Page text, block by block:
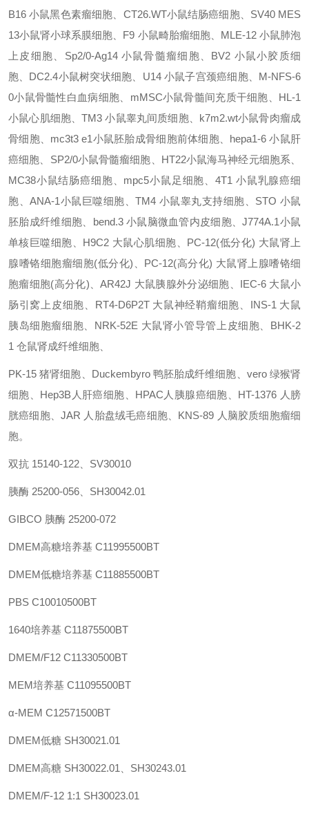
B16 小鼠黑色素瘤细胞、CT26.WT小鼠结肠癌细胞、SV40 MES
13小鼠肾小球系膜细胞、F9 小鼠畸胎瘤细胞、MLE-12 小鼠肺泡
上皮细胞、Sp2/0-Ag14 小鼠骨髓瘤细胞、BV2 小鼠小胶质细
胞、DC2.4小鼠树突状细胞、U14 小鼠子宫颈癌细胞、M-NFS-6
0小鼠骨髓性白血病细胞、mMSC小鼠骨髓间充质干细胞、HL-1
小鼠心肌细胞、TM3 小鼠睾丸间质细胞、k7m2.wt小鼠骨肉瘤成
骨细胞、mc3t3 e1小鼠胚胎成骨细胞前体细胞、hepa1-6 小鼠肝
癌细胞、SP2/0小鼠骨髓瘤细胞、HT22小鼠海马神经元细胞系、
MC38小鼠结肠癌细胞、mpc5小鼠足细胞、4T1 小鼠乳腺癌细
胞、ANA-1小鼠巨噬细胞、TM4 小鼠睾丸支持细胞、STO 小鼠
胚胎成纤维细胞、bend.3 小鼠脑微血管内皮细胞、J774A.1小鼠
单核巨噬细胞、H9C2 大鼠心肌细胞、PC-12(低分化) 大鼠肾上
腺嗜铬细胞瘤细胞(低分化)、PC-12(高分化) 大鼠肾上腺嗜铬细
胞瘤细胞(高分化)、AR42J 大鼠胰腺外分泌细胞、IEC-6 大鼠小
肠引窝上皮细胞、RT4-D6P2T 大鼠神经鞘瘤细胞、INS-1 大鼠
胰岛细胞瘤细胞、NRK-52E 大鼠肾小管导管上皮细胞、BHK-2
1 仓鼠肾成纤维细胞、
PK-15 猪肾细胞、Duckembyro 鸭胚胎成纤维细胞、vero 绿猴肾
细胞、Hep3B人肝癌细胞、HPAC人胰腺癌细胞、HT-1376 人膀
胱癌细胞、JAR 人胎盘绒毛癌细胞、KNS-89 人脑胶质细胞瘤细
胞。
双抗 15140-122、SV30010
胰酶 25200-056、SH30042.01
GIBCO 胰酶 25200-072
DMEM高糖培养基 C11995500BT
DMEM低糖培养基 C11885500BT
PBS C10010500BT
1640培养基 C11875500BT
DMEM/F12 C11330500BT
MEM培养基 C11095500BT
α-MEM C12571500BT
DMEM低糖 SH30021.01
DMEM高糖 SH30022.01、SH30243.01
DMEM/F-12 1:1 SH30023.01